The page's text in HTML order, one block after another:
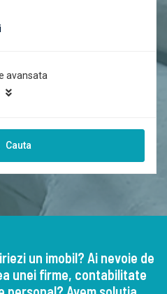
avansata
Cauta
un imobil? Ai nevoie de
unei firme, contabilitate